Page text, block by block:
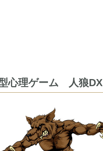
心理ゲーム 人狼DX